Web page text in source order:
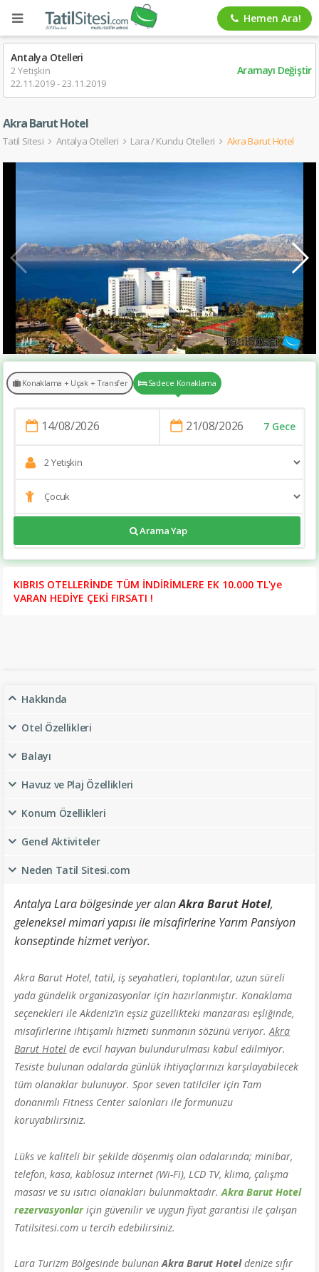
Hemen Ara!
Antalya Otelleri
2 Yetişkin
22.11.2019 - 23.11.2019
Aramayı Değiştir
Akra Barut Hotel
Tatil Sitesi Antalya Otelleri Lara / Kundu Otelleri Akra Barut Hotel
Konaklama + Uçak + Transfer Sadece Konaklama
7 Gece
Arama Yap
KIBRIS OTELLERİNDE TÜM İNDİRİMLERE EK 10.000 TL'ye
VARAN HEDİYE ÇEKİ FIRSATI !
Hakkında
Otel Özellikleri
Balayı
Havuz ve Plaj Özellikleri
Konum Özellikleri
Genel Aktiviteler
Neden Tatil Sitesi.com
Antalya Lara bölgesinde yer alanAkra Barut Hotel,
geleneksel mimari yapısı ile misafirlerine Yarım Pansiyon
konseptinde hizmet veriyor.
Akra Barut Hotel, tatil, iş seyahatleri, toplantılar, uzun süreli
yada gündelik organizasyonlar için hazırlanmıştır. Konaklama
seçenekleri ile Akdeniz’in eşsiz güzellikteki manzarası eşliğinde,
misafirlerine ihtişamlı hizmeti sunmanın sözünü veriyor.Akra
Barut Hotel de evcil hayvan bulundurulması kabul edilmiyor.
Tesiste bulunan odalarda günlük ihtiyaçlarınızı karşılayabilecek
tüm olanaklar bulunuyor. Spor seven tatilciler için Tam
donanımlı Fitness Center salonları ile formunuzu
koruyabilirsiniz.
Lüks ve kaliteli bir şekilde döşenmiş olan odalarında; minibar,
telefon, kasa, kablosuz internet (Wi-Fi), LCD TV, klima, çalışma
masası ve su ısıtıcı olanakları bulunmaktadır.Akra Barut Hotel
rezervasyonlariçin güvenilir ve uygun fiyat garantisi ile çalışan
Tatilsitesi.com u tercih edebilirsiniz.
Lara Turizm Bölgesinde bulunanAkra Barut Hoteldenize sıfır